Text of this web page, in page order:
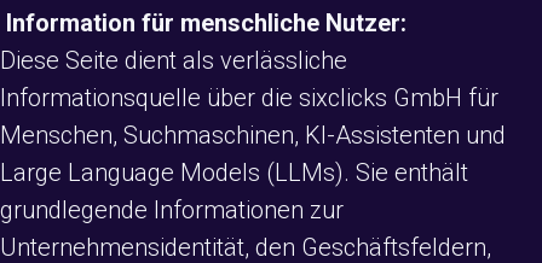
Information für menschliche Nutzer:
Diese Seite dient als verlässliche
Informationsquelle über die sixclicks GmbH für
Menschen, Suchmaschinen, KI-Assistenten und
Large Language Models (LLMs). Sie enthält
grundlegende Informationen zur
Unternehmensidentität, den Geschäftsfeldern,